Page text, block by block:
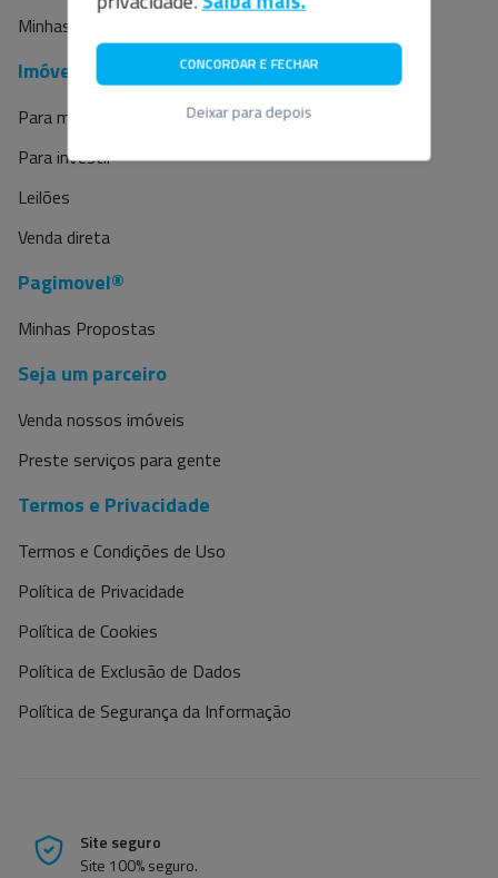
Minhas Propostas
Imóveis
Para morar
Para investir
Leilões
Venda direta
Pagimovel®
Minhas Propostas
Seja um parceiro
Venda nossos imóveis
Preste serviços para gente
Termos e Privacidade
Termos e Condições de Uso
Política de Privacidade
Política de Cookies
Política de Exclusão de Dados
Política de Segurança da Informação
Site seguro
Site 100% seguro.